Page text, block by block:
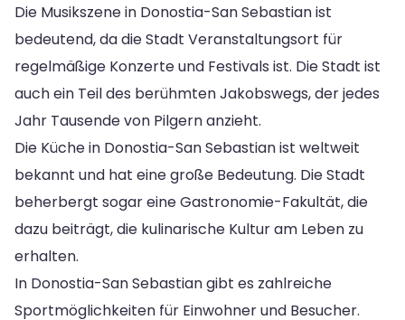
Die Musikszene in Donostia-San Sebastian ist
bedeutend, da die Stadt Veranstaltungsort für
regelmäßige Konzerte und Festivals ist. Die Stadt ist
auch ein Teil des berühmten Jakobswegs, der jedes
Jahr Tausende von Pilgern anzieht.
Die Küche in Donostia-San Sebastian ist weltweit
bekannt und hat eine große Bedeutung. Die Stadt
beherbergt sogar eine Gastronomie-Fakultät, die
dazu beiträgt, die kulinarische Kultur am Leben zu
erhalten.
In Donostia-San Sebastian gibt es zahlreiche
Sportmöglichkeiten für Einwohner und Besucher.